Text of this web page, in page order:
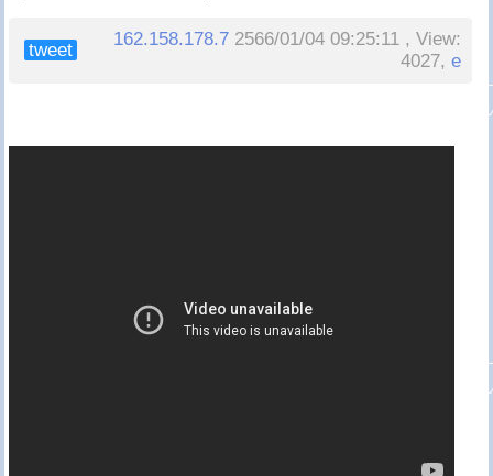
tweet
162.158.178.7 2566/01/04 09:25:11 , View:
4027,e